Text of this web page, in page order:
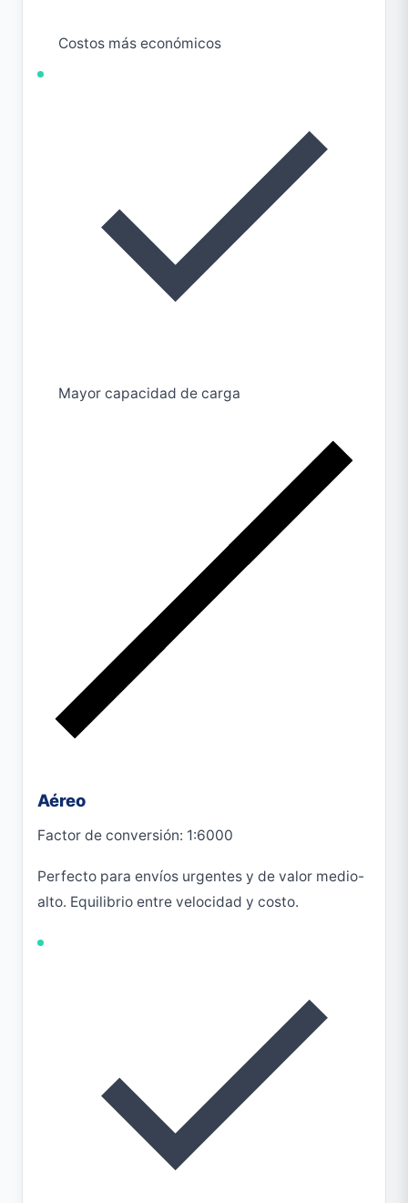
Costos más económicos
Mayor capacidad de carga
Aéreo
Factor de conversión: 1:6000
Perfecto para envíos urgentes y de valor medio-
alto. Equilibrio entre velocidad y costo.